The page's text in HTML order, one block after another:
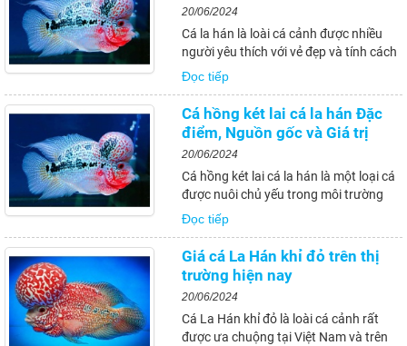
20/06/2024
Cá la hán là loài cá cảnh được nhiều
người yêu thích với vẻ đẹp và tính cách
hiền lành. Tuy nhiên, như bất kỳ sinh
vật nào khác, chúng cũng có thể mắc
phải các bệnh tật. Một trong số đó là
bệnh sình bụng ở cá la hán, một căn...
Đọc tiếp
Cá hồng két lai cá la hán Đặc
điểm, Nguồn gốc và Giá trị
20/06/2024
Cá hồng két lai cá la hán là một loại cá
được nuôi chủ yếu trong môi trường
nước ngọt. Được biết đến với ngoại
hình đẹp mắt và tính cách hiền lành,
đây là một trong những loại cá cảnh
rất được ưa chuộng trên thế giới....
Đọc tiếp
Giá cá La Hán khỉ đỏ trên thị
trường hiện nay
20/06/2024
Cá La Hán khỉ đỏ là loài cá cảnh rất
được ưa chuộng tại Việt Nam và trên